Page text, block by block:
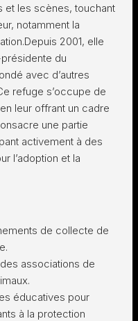
et les scènes, touchant
notamment la
2001, elle
du
avec d’autres
refuge s’occupe de
leur offrant un cadre
une partie
activement à des
l’adoption et la
de collecte de
associations de
éducatives pour
à la protection